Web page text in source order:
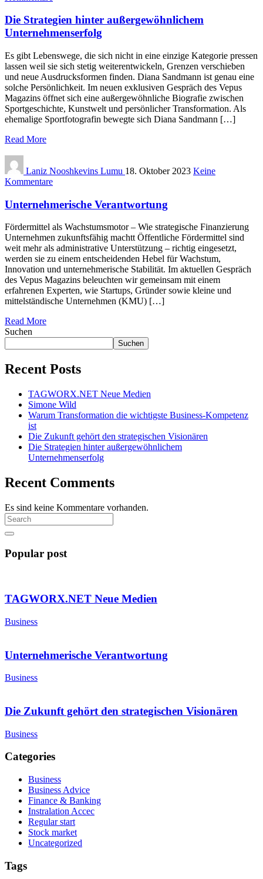
Die Strategien hinter außergewöhnlichem
Unternehmenserfolg
Es gibt Lebenswege, die sich nicht in eine einzige Kategorie pressen
lassen weil sie sich stetig weiterentwickeln, Grenzen verschieben
und neue Ausdrucksformen finden. Diana Sandmann ist genau eine
solche Persönlichkeit. Im neuen exklusiven Gespräch des Vepus
Magazins öffnet sich eine außergewöhnliche Biografie zwischen
Sportgeschichte, Kunstwelt und persönlicher Transformation. Als
ehemalige Sportfotografin bewegte sich Diana Sandmann […]
Read More
Laniz Nooshkevins Lumu 18. Oktober 2023 Keine
Kommentare
Unternehmerische Verantwortung
Fördermittel als Wachstumsmotor – Wie strategische Finanzierung
Unternehmen zukunftsfähig machtt Öffentliche Fördermittel sind
weit mehr als administrative Unterstützung – richtig eingesetzt,
werden sie zu einem entscheidenden Hebel für Wachstum,
Innovation und unternehmerische Stabilität. Im aktuellen Gespräch
des Vepus Magazins beleuchten wir gemeinsam mit einem
erfahrenen Experten, wie Startups, Gründer sowie kleine und
mittelständische Unternehmen (KMU) […]
Read More
Suchen
Suchen
Recent Posts
TAGWORX.NET Neue Medien
Simone Wild
Warum Transformation die wichtigste Business-Kompetenz
ist
Die Zukunft gehört den strategischen Visionären
Die Strategien hinter außergewöhnlichem
Unternehmenserfolg
Recent Comments
Es sind keine Kommentare vorhanden.
Popular post
TAGWORX.NET Neue Medien
Business
Unternehmerische Verantwortung
Business
Die Zukunft gehört den strategischen Visionären
Business
Categories
Business
Business Advice
Finance & Banking
Instralation Accec
Regular start
Stock market
Uncategorized
Tags